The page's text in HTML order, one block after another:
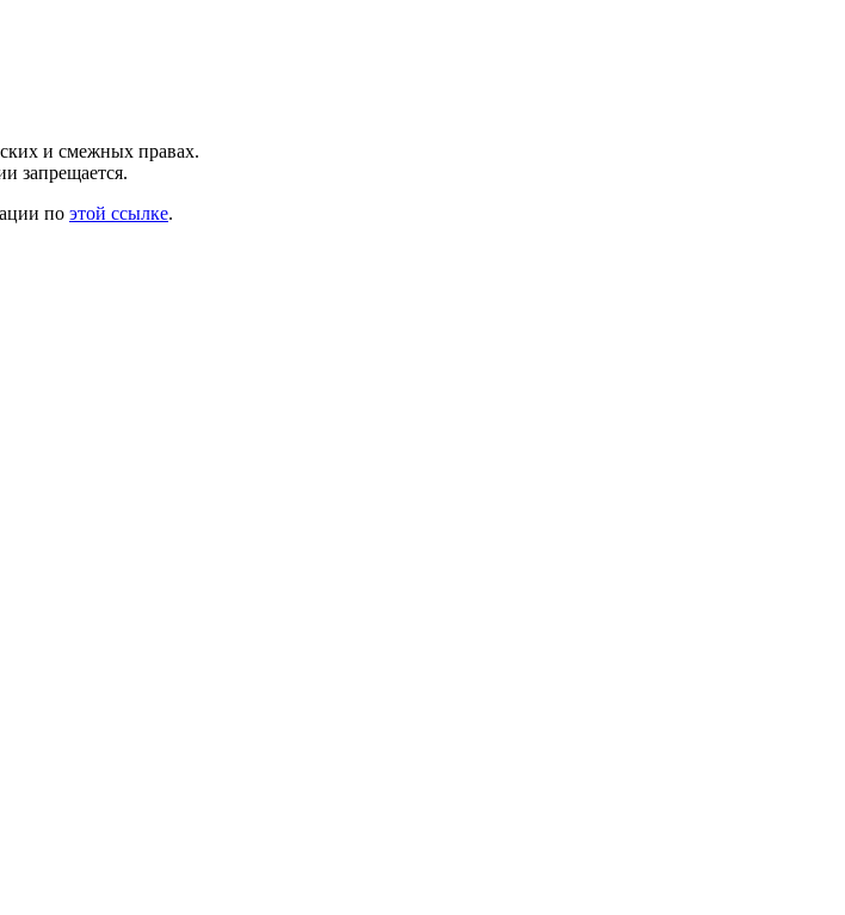
и смежных правах.
запрещается.
по этой ссылке.